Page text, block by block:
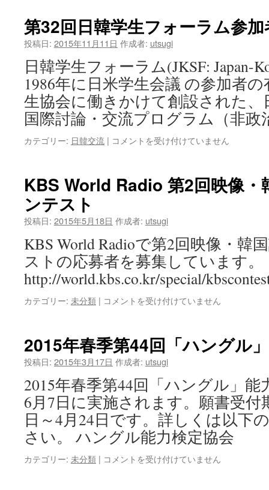
第32回日韓学生フォーラム参
投稿日: 2015年11月11日 作成者: utsugi
日韓学生フォーラム(JKSF: Japan-
1986年に日米学生会議 の参加者
生協会に働きかけて創設された
国際討論・交流プログラム（非
カテゴリー: 日韓交流 | コメントを受け付けていません
KBS World Radio 第2回映像・
ンテスト
投稿日: 2015年5月18日 作成者: utsugi
KBS World Radioで第2回映像・韓
ストの応募者を募集しています。
http://world.kbs.co.kr/special/
カテゴリー: 未分類 | コメントを受け付けていません
2015年春季第44回「ハングル
投稿日: 2015年3月17日 作成者: utsugi
2015年春季第44回「ハングル」能
6月7日に実施されます。願書受付
日～4月24日です。詳しくは以下
さい。 ハングル能力検定協会
カテゴリー: 未分類 | コメントを受け付けていません